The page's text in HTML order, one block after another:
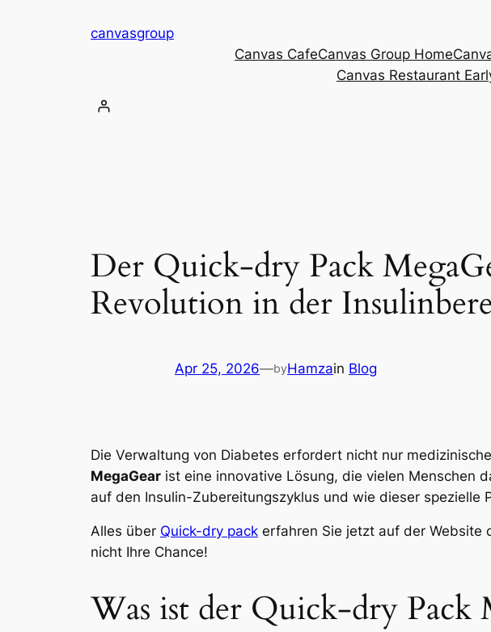
canvasgroup
Canvas CafeCanvas Group Home
Canvas Restaurant
Der Quick-dry Pack
Revolution in der
Apr 25, 2026—byHamzain Blog
Die Verwaltung von Diabetes erfordert nicht nur
MegaGear ist eine innovative Lösung, die vielen Menschen
auf den Insulin-Zubereitungszyklus und wie dieser
Alles über Quick-dry pack erfahren Sie jetzt auf der Website
nicht Ihre Chance!
Was ist der Quick-dry Pack